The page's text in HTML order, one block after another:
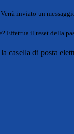
Verrà inviato un
Effettua il reset della
casella di posta